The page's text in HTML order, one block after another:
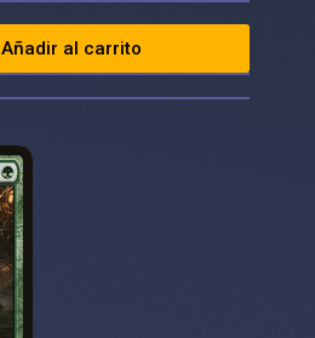
Añadir al carrito